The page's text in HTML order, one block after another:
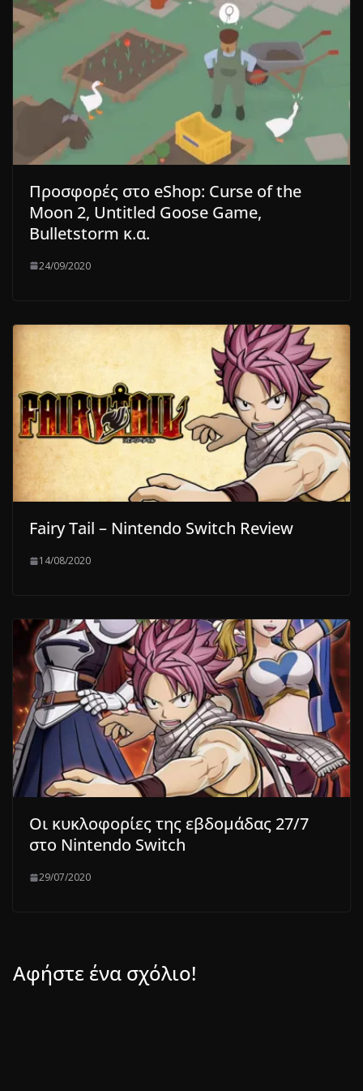
Προσφορές στο eShop: Curse of the
Moon 2, Untitled Goose Game,
Bulletstorm κ.α.
24/09/2020
Fairy Tail – Nintendo Switch Review
14/08/2020
Οι κυκλοφορίες της εβδομάδας 27/7
στο Nintendo Switch
29/07/2020
Αφήστε ένα σχόλιο!